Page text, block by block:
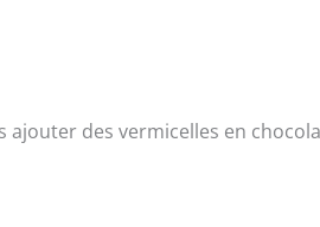
ajouter des vermicelles en